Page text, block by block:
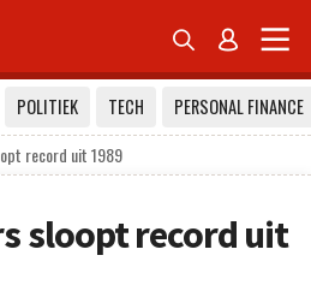
 
POLITIEK TECH
PERSONAL FINANCE
record uit 1989
sloopt record uit